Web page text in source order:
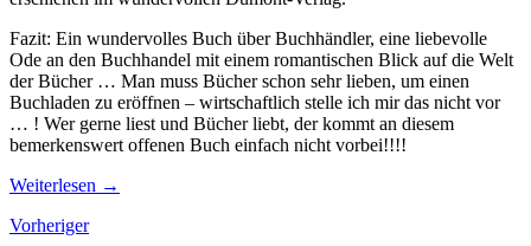
Fazit: Ein wundervolles Buch über Buchhändler, eine liebevolle
Ode an den Buchhandel mit einem romantischen Blick auf die Welt
der Bücher … Man muss Bücher schon sehr lieben, um einen
Buchladen zu eröffnen – wirtschaftlich stelle ich mir das nicht vor
… ! Wer gerne liest und Bücher liebt, der kommt an diesem
bemerkenswert offenen Buch einfach nicht vorbei!!!!
Weiterlesen →
Beiträge-
Vorheriger